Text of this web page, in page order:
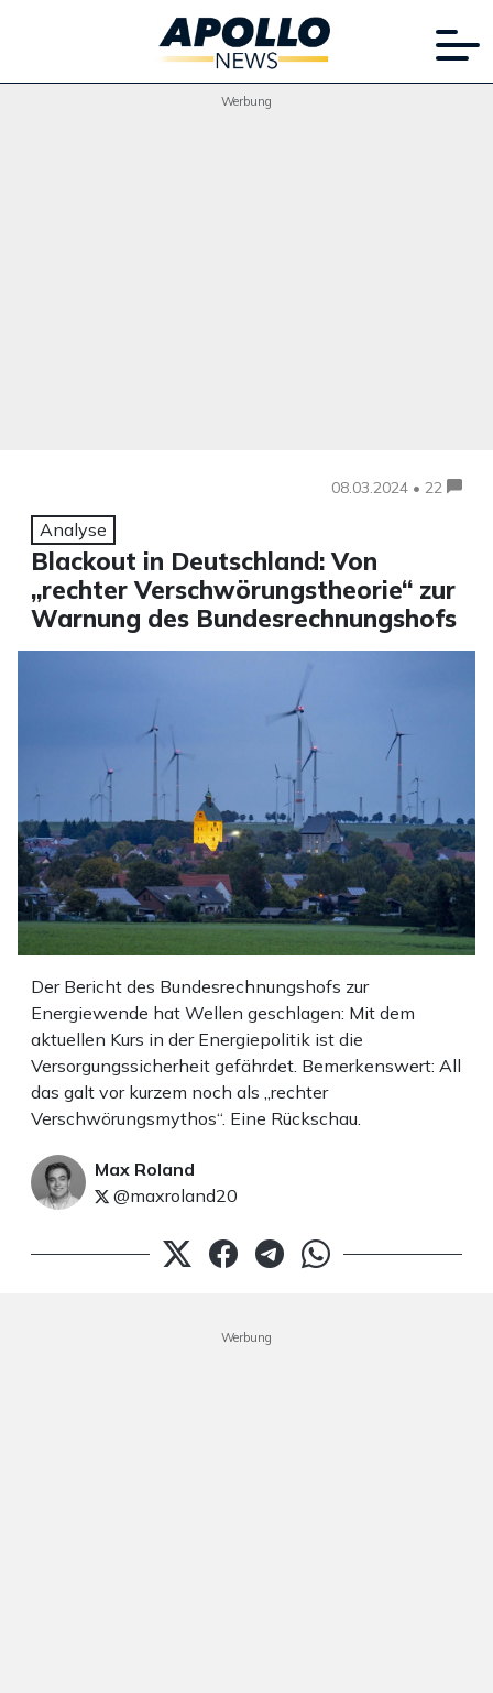
Werbung
08.03.2024 • 22
Analyse
Blackout in Deutschland: Von
„rechter Verschwörungstheorie“ zur
Warnung des Bundesrechnungshofs
Der Bericht des Bundesrechnungshofs zur
Energiewende hat Wellen geschlagen: Mit dem
aktuellen Kurs in der Energiepolitik ist die
Versorgungssicherheit gefährdet. Bemerkenswert: All
das galt vor kurzem noch als „rechter
Verschwörungsmythos“. Eine Rückschau.
Max Roland
@maxroland20
Werbung